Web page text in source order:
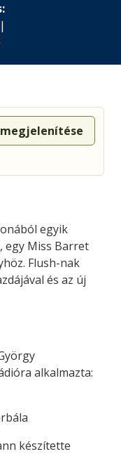
|
egyik
egy Miss Barret
Flush-nak
és az új
alkalmazta:
készítette